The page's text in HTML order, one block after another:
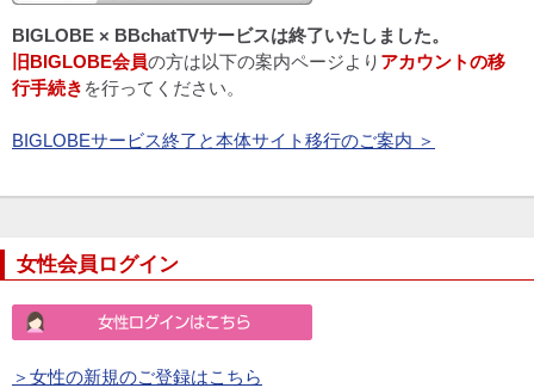
BIGLOBE × BBchatTVサービスは終了いたしました。
旧BIGLOBE会員の方は以下の案内ページより アカウントの移
行手続き を行ってください。
BIGLOBEサービス終了と本体サイト移行のご案内 ＞
女性会員ログイン
＞女性の新規のご登録はこちら